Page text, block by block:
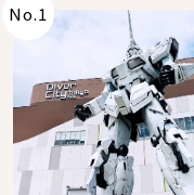
No.1